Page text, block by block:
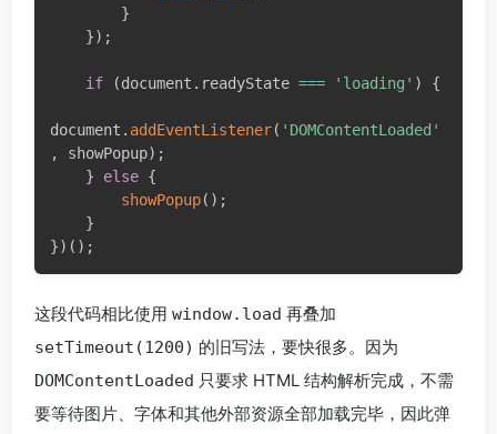
}
}) ;
if (document . readyState === 'loading' ) {
document . addEventListener( 'DOMContentLoaded'
,
showPopup) ;
}
else {
showPopup( ) ;
}
}) ( ) ;
这段代码相比使用 window.load 再叠加
setTimeout(1200) 的旧写法，要快很多。因为
DOMContentLoaded 只要求 HTML 结构解析完成，不需
要等待图片、字体和其他外部资源全部加载完毕，因此弹